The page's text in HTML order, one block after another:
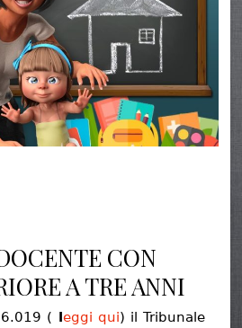
CON
A TRE ANNI
( leggi qui) il Tribunale